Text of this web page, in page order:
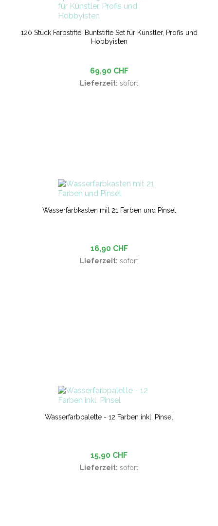
120 Stück Farbstifte, Buntstifte Set für Künstler, Profis und
Hobbyisten
69,90 CHF
Lieferzeit: sofort
Wasserfarbkasten mit 21 Farben und Pinsel
16,90 CHF
Lieferzeit: sofort
Wasserfarbpalette - 12 Farben inkl. Pinsel
15,90 CHF
Lieferzeit: sofort